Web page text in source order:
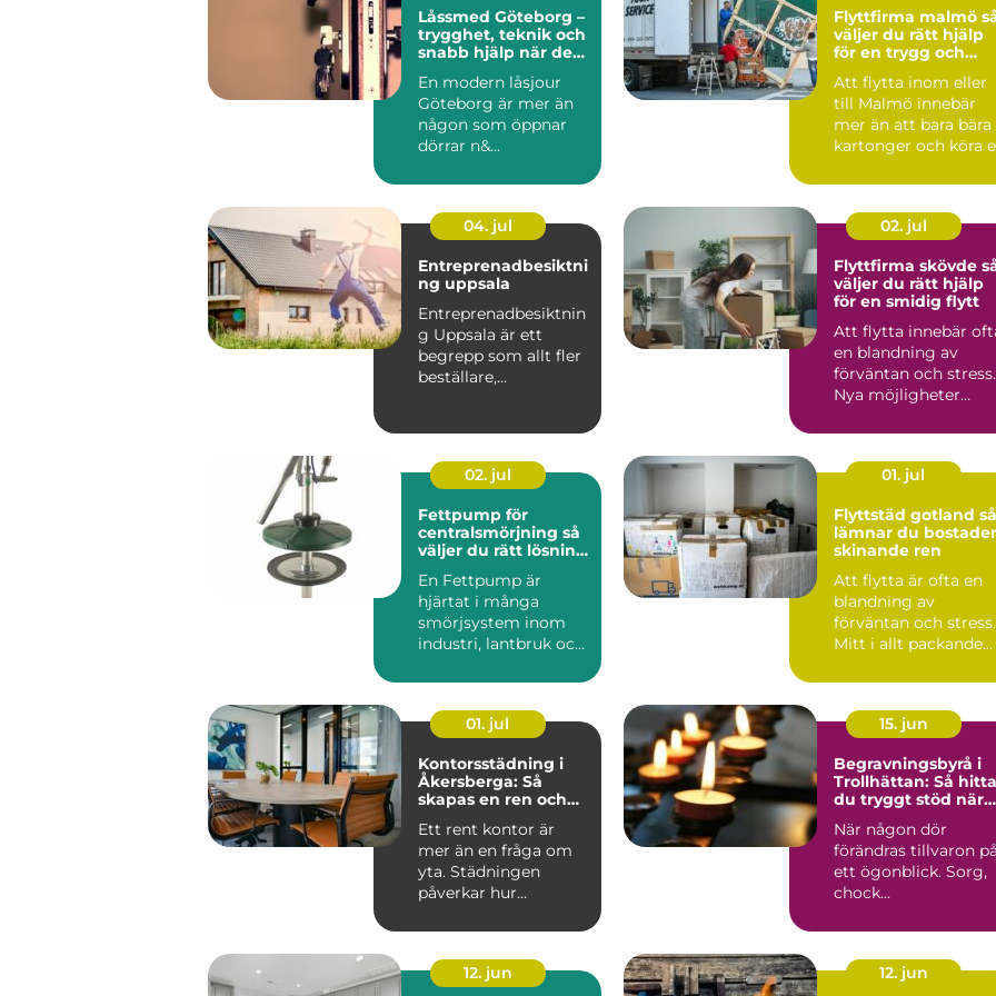
Låssmed Göteborg –
trygghet, teknik och
snabb hjälp när det
En modern låsjour
Göteborg är mer än
någon som öppnar
dörrar n&...
Flyttfirma malmö så
väljer du rätt hjälp
för en trygg och
Att flytta inom eller
till Malmö innebär
mer än att bara bära
kartonger och köra
04. jul
Entreprenadbesiktni
ng uppsala
Entreprenadbesiktnin
g Uppsala är ett
begrepp som allt fler
beställare,
02. jul
Flyttfirma skövde så
väljer du rätt hjälp
för en smidig flytt
Att flytta innebär
en blandning av
förväntan och stress.
Nya möjligheter
samtidigt ...
02. jul
Fettpump för
centralsmörjning så
väljer du rätt lösning
En Fettpump är
hjärtat i många
smörjsystem inom
industri, lantbruk och
maskiner går...
01. jul
Flyttstäd gotland så
lämnar du
skinande ren
Att flytta är ofta en
blandning av
förväntan och stress.
Mitt i allt packande
som ...
01. jul
Kontorsstädning i
Åkersberga: Så
skapas en ren och
Ett rent kontor är
mer än en fråga om
yta. Städningen
påverkar hur
15. jun
Begravningsbyrå i
Trollhättan: Så
du tryggt stöd när
När någon dör
förändras tillvaron
ett ögonblick. Sorg,
chock...
12. jun 12. jun